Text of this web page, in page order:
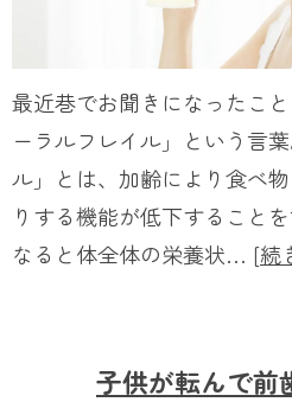
最近巷でお聞きになったこ
ーラルフレイル」という言
ル」とは、加齢により食べ
りする機能が低下すること
なると体全体の栄養状… [続
子供が転んで前